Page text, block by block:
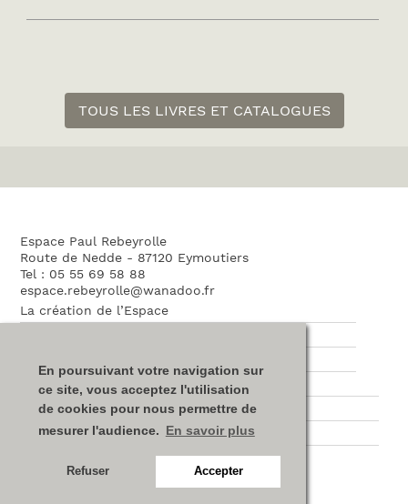
En poursuivant votre navigation sur
ce site, vous acceptez l'utilisation
de cookies pour nous permettre de
mesurer l'audience. En savoir plus
Refuser Accepter
TOUS LES LIVRES ET CATALOGUES
Espace Paul Rebeyrolle
Route de Nedde - 87120 Eymoutiers
Tel : 05 55 69 58 88
espace.rebeyrolle@wanadoo.fr
La création de l’Espace
Nos partenaires
Plan du site
Mentions légales